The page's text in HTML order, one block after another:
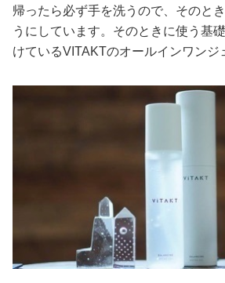
帰ったら必ず手を洗うので、そのと
うにしています。そのときに使う基
けているVITAKTのオールインワンジ